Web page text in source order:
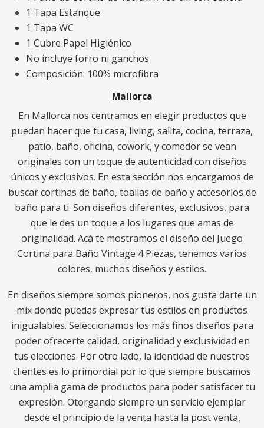
1 Tapa Estanque
1 Tapa WC
1 Cubre Papel Higiénico
No incluye forro ni ganchos
Composición: 100% microfibra
Mallorca
En Mallorca nos centramos en elegir productos que
puedan hacer que tu casa, living, salita, cocina, terraza,
patio, baño, oficina, cowork, y comedor se vean
originales con un toque de autenticidad con diseños
únicos y exclusivos. En esta sección nos encargamos de
buscar cortinas de baño, toallas de baño y accesorios de
baño para ti. Son diseños diferentes, exclusivos, para
que le des un toque a los lugares que amas de
originalidad. Acá te mostramos el diseño del Juego
Cortina para Baño Vintage 4 Piezas, tenemos varios
colores, muchos diseños y estilos.
En diseños siempre somos pioneros, nos gusta darte un
mix donde puedas expresar tus estilos en productos
inigualables. Seleccionamos los más finos diseños para
poder ofrecerte calidad, originalidad y exclusividad en
tus elecciones. Por otro lado, la identidad de nuestros
clientes es lo primordial por lo que siempre buscamos
una amplia gama de productos para poder satisfacer tu
expresión. Otorgando siempre un servicio ejemplar
desde el principio de la venta hasta la post venta,